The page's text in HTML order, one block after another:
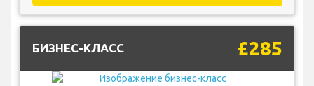
БИЗНЕС-КЛАСС £285